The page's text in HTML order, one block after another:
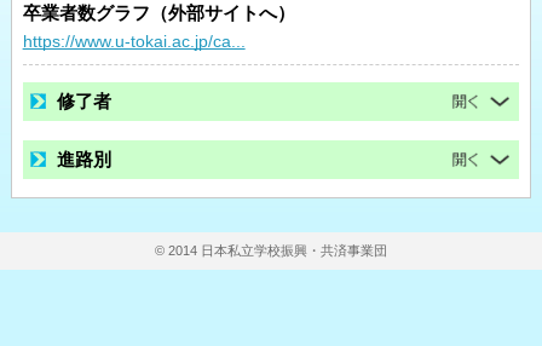
卒業者数グラフ（外部サイトへ）
https://www.u-tokai.ac.jp/ca...
修了者
進路別
© 2014 日本私立学校振興・共済事業団